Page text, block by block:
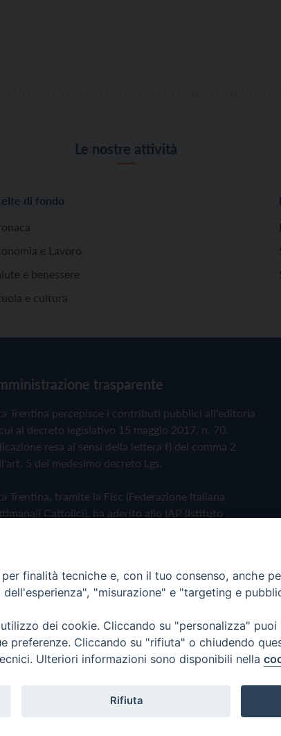
Le nostre attività
di fondo
e Lavoro
e benessere
e cultura
trasparente
Trentina percepisce i contributi pubblici all'editoria
al decreto legislativo 15 maggio 2017, n. 70.
resa ai sensi della lettera f) del comma 2
5 del medesimo decreto Lgs.
Trentina, tramite la Fisc (Federazione Italiana
Cattolici), ha aderito allo IAP (Istituto
Policy Cookie Policy
Editrice
finalità tecniche e, con il tuo consenso, anche
"misurazione" e "targeting e
dei cookie. Cliccando su "personalizza"
preferenze. Cliccando su "rifiuta" o chiudendo
Ulteriori informazioni sono disponibili nella
Rifiuta